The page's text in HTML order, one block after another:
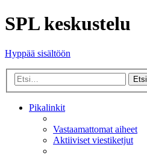
SPL keskustelu
Hyppää sisältöön
Etsi
Pikalinkit
Vastaamattomat aiheet
Aktiiviset viestiketjut